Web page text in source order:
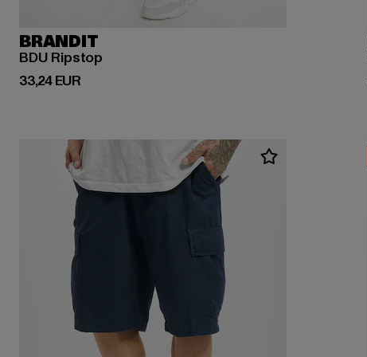
BRANDIT
BDU Ripstop
33,24 EUR
Derzeitiger Preis: 33,24 EUR